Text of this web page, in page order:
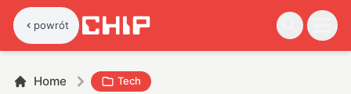
powrót
Home Tech